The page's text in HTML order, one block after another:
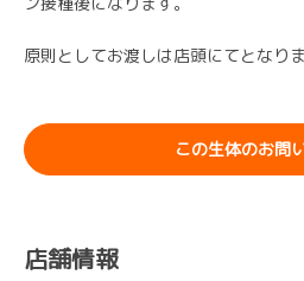
原則としてお渡しは店頭にてとなりま
この生体のお問
店舗情報